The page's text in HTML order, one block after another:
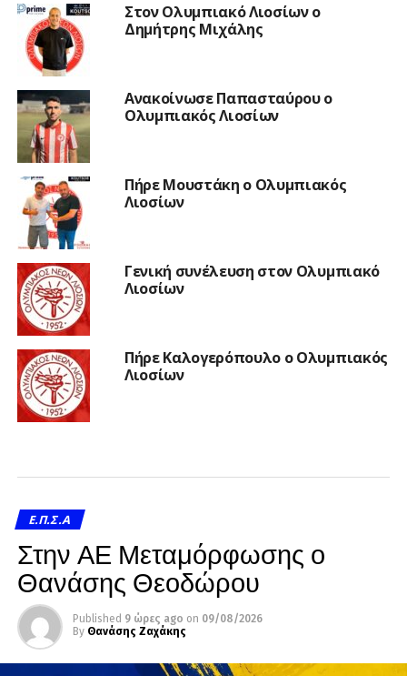
Στον Ολυμπιακό Λιοσίων ο
Δημήτρης Μιχάλης
Ανακοίνωσε Παπασταύρου ο
Ολυμπιακός Λιοσίων
Πήρε Μουστάκη ο Ολυμπιακός
Λιοσίων
Γενική συνέλευση στον Ολυμπιακό
Λιοσίων
Πήρε Καλογερόπουλο ο Ολυμπιακός
Λιοσίων
Ε.Π.Σ.Α
Στην ΑΕ Μεταμόρφωσης ο
Θανάσης Θεοδώρου
Published 9 ώρες ago on 09/08/2026
By Θανάσης Ζαχάκης